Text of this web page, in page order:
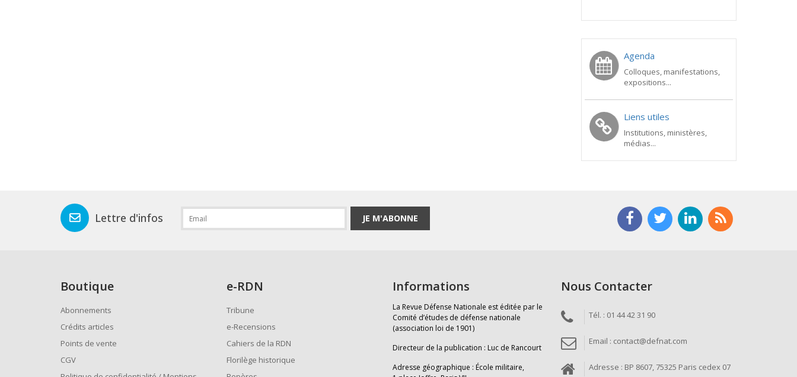
Agenda
Colloques, manifestations,
expositions...
Liens utiles
Institutions, ministères,
médias...
Lettre d'infos JE M'ABONNE
Boutique
Abonnements
Crédits articles
Points de vente
CGV
e-RDN
Tribune
e-Recensions
Cahiers de la RDN
Florilège historique
Informations
La Revue Défense Nationale est éditée par le
Comité d’études de défense nationale
(association loi de 1901)
Directeur de la publication : Luc de Rancourt
Adresse géographique : École militaire,
Nous Contacter
Tél. : 01 44 42 31 90
Email : contact@defnat.com
Adresse : BP 8607, 75325 Paris cedex 07